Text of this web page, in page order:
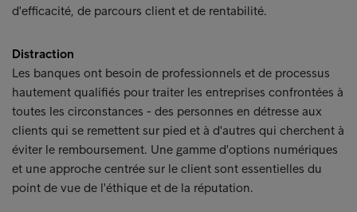
d'efficacité, de parcours client et de rentabilité.
Distraction
Les banques ont besoin de professionnels et de processus
hautement qualifiés pour traiter les entreprises confrontées à
toutes les circonstances - des personnes en détresse aux
clients qui se remettent sur pied et à d'autres qui cherchent à
éviter le remboursement. Une gamme d'options numériques
et une approche centrée sur le client sont essentielles du
point de vue de l'éthique et de la réputation.